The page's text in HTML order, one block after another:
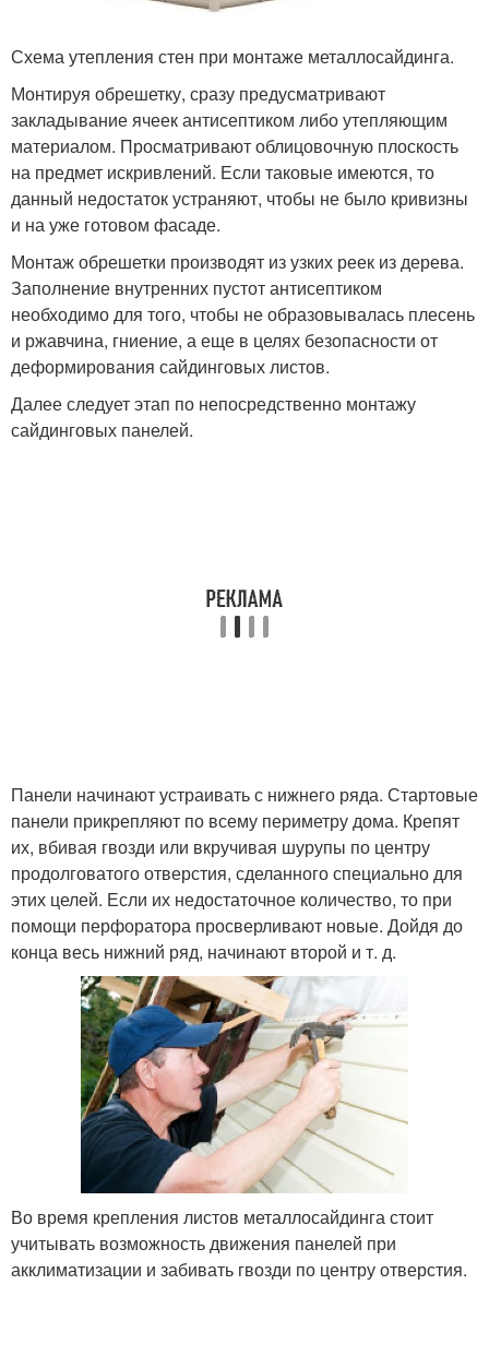
Схема утепления стен при монтаже металлосайдинга.
Монтируя обрешетку, сразу предусматривают
закладывание ячеек антисептиком либо утепляющим
материалом. Просматривают облицовочную плоскость
на предмет искривлений. Если таковые имеются, то
данный недостаток устраняют, чтобы не было кривизны
и на уже готовом фасаде.
Монтаж обрешетки производят из узких реек из дерева.
Заполнение внутренних пустот антисептиком
необходимо для того, чтобы не образовывалась плесень
и ржавчина, гниение, а еще в целях безопасности от
деформирования сайдинговых листов.
Далее следует этап по непосредственно монтажу
сайдинговых панелей.
Панели начинают устраивать с нижнего ряда. Стартовые
панели прикрепляют по всему периметру дома. Крепят
их, вбивая гвозди или вкручивая шурупы по центру
продолговатого отверстия, сделанного специально для
этих целей. Если их недостаточное количество, то при
помощи перфоратора просверливают новые. Дойдя до
конца весь нижний ряд, начинают второй и т. д.
Во время крепления листов металлосайдинга стоит
учитывать возможность движения панелей при
акклиматизации и забивать гвозди по центру отверстия.